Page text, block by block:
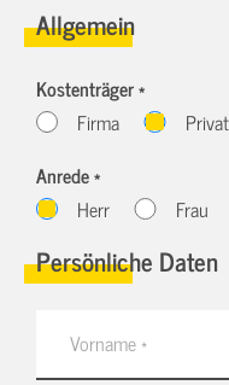
Allgemein
Kostenträger *
Firma
Privat
Anrede *
Herr
Frau
Persönliche Daten